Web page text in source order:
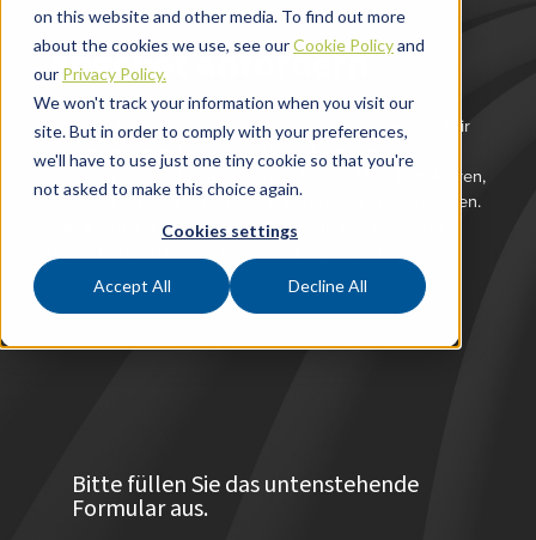
on this website and other media. To find out more
about the cookies we use, see ourCookie Policyand
our Privacy Policy.
We won't track your information when you visit our
site. But in order to comply with your preferences,
we'll have to use just one tiny cookie so that you're
not asked to make this choice again.
Cookies settings
Accept All Decline All
Angebot anfordern
Vielen Dank für Ihr Interesse an CASSEL Inspection. Wir
freuen uns darauf, Ihnen weitere Informationen über
unsere branchenführenden industriellen Metalldetektoren,
Röntgeninspektionsgeräte und Kontrollwaagen zu geben.
Bitte füllen Sie das folgende Formular aus, wir werden
Bitte füllen Sie das untenstehende
Formular aus.